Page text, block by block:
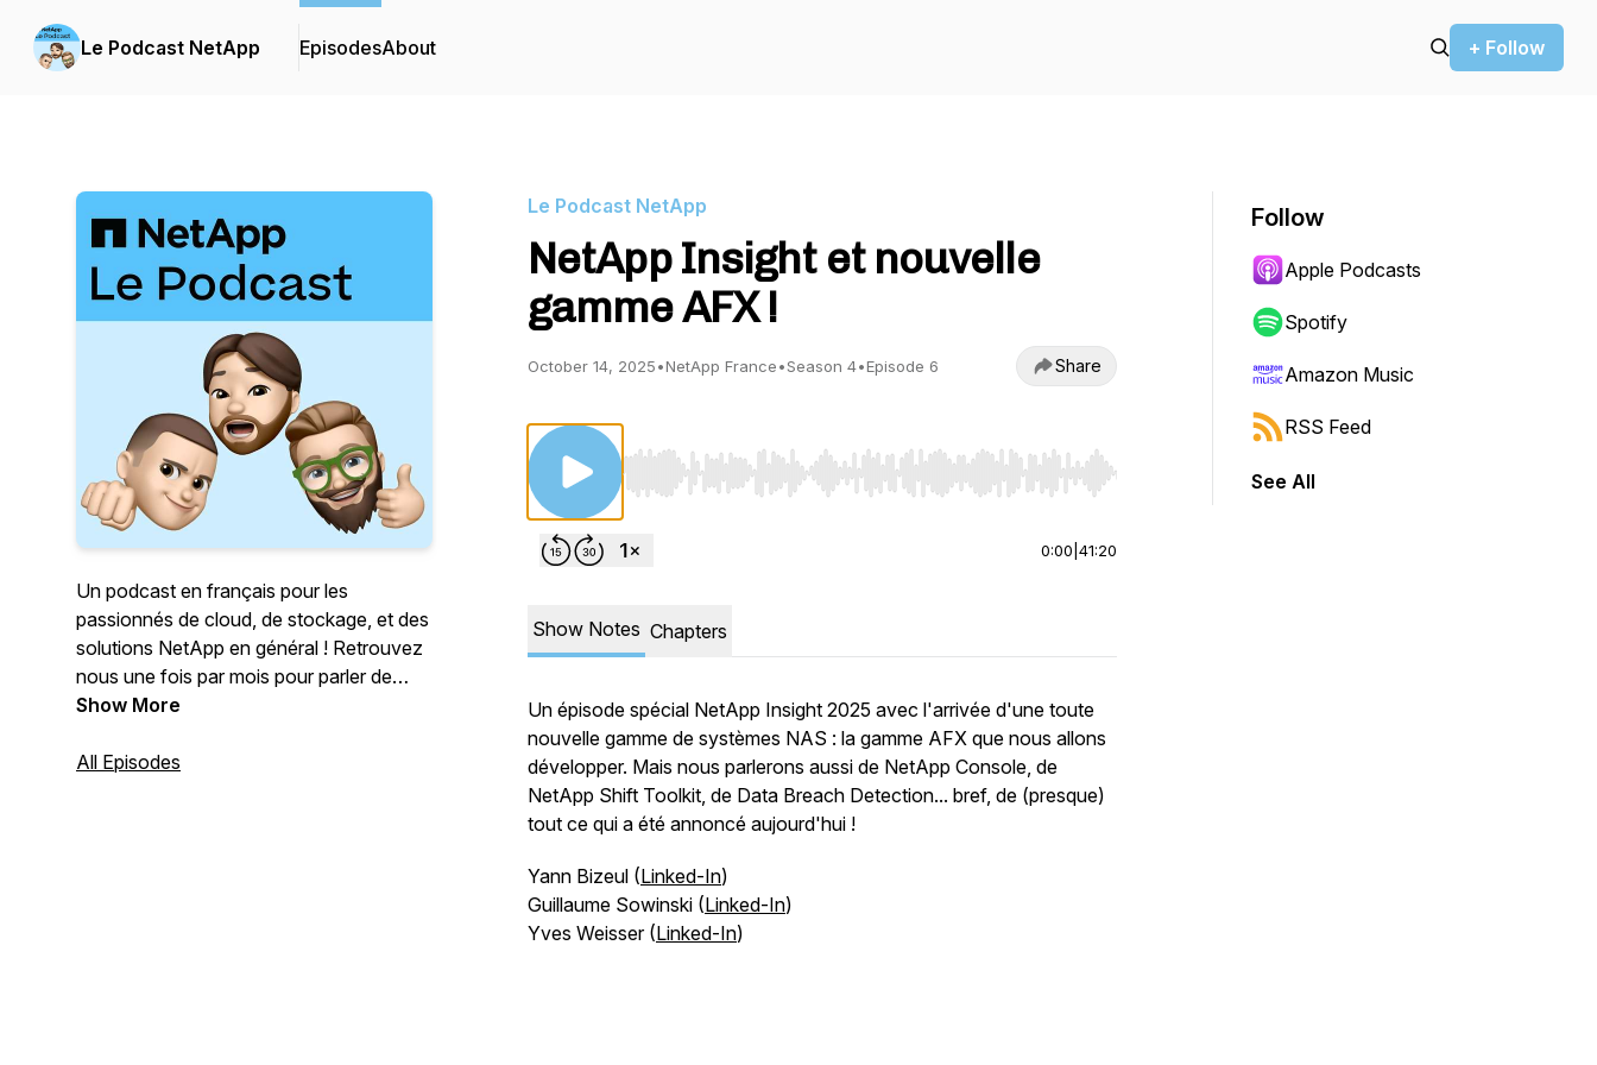
Le Podcast NetApp EpisodesAbout + Follow
Un podcast en français pour les
passionnés de cloud, de stockage, et des
solutions NetApp en général ! Retrouvez
nous une fois par mois pour parler de
l'actualité de NetApp et du cloud !
Show More
All Episodes
Le Podcast NetApp
NetApp Insight et nouvelle
gamme AFX !
October 14, 2025•NetApp France•Season 4•Episode 6 Share
Use Left/Right to seek, Home/End to jump to start or end. Hold shift to jump forward or backward.
0:00 41:20
Show Notes Chapters
Un épisode spécial NetApp Insight 2025 avec l'arrivée d'une toute
nouvelle gamme de systèmes NAS : la gamme AFX que nous allons
développer. Mais nous parlerons aussi de NetApp Console, de
NetApp Shift Toolkit, de Data Breach Detection... bref, de (presque)
tout ce qui a été annoncé aujourd'hui !
Yann Bizeul (Linked-In)
Guillaume Sowinski (Linked-In)
Yves Weisser (Linked-In)
Follow
Apple Podcasts
Spotify
Amazon Music
RSS Feed
See All